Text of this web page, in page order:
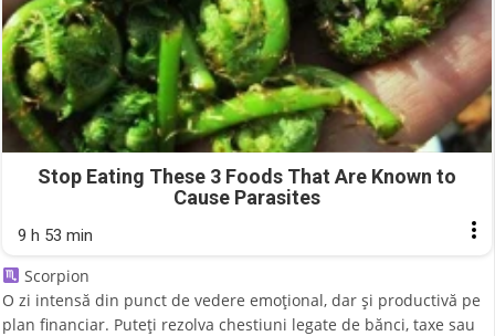
Stop Eating These 3 Foods That Are Known to
Cause Parasites
9 h 53 min
Scorpion
O zi intensă din punct de vedere emoțional, dar și productivă pe
plan financiar. Puteți rezolva chestiuni legate de bănci, taxe sau